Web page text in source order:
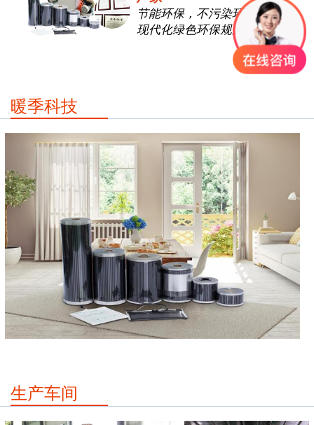
节能环保，不污染环境，适合
现代化绿色环保规划要求
暖季科技
生产车间